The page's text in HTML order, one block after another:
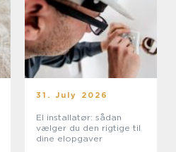
31. July 2026
El installatør: sådan
vælger du den rigtige til
dine elopgaver